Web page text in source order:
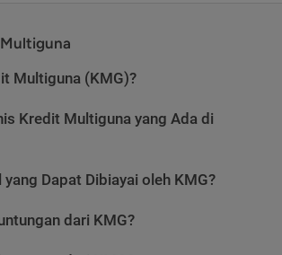
Multiguna (KMG)?
Kredit Multiguna yang Ada di
yang Dapat Dibiayai oleh KMG?
dari KMG?